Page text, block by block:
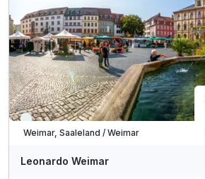
Viele Termine frei
Weimar, Saaleland / Weimar
Leonardo Weimar